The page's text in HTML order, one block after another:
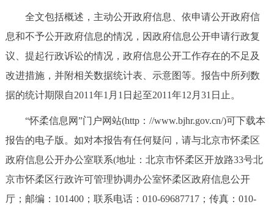
政策兑现 政策解读 回应关切
决策公开 专题公开
政务服务
便民服务 利企服务 投资项目
中介服务 阳光政务
全文包括概述，主动公开政府信息、依申请公开政府信
息和不予公开政府信息的情况，因政府信息公开申请行政复
议、提起行政诉讼的情况，政府信息公开工作存在的不足及
改进措施，并附相关数据统计表、示意图等。报告中所列数
据的统计期限自2011年1月1日起至2011年12月31日止。
“怀柔信息网”门户网站(http：//www.bjhr.gov.cn/)可下载本
报告的电子版。如对本报告有任何疑问，请与北京市怀柔区
政府信息公开办公室联系(地址：北京市怀柔区开放路33号北
京市怀柔区行政许可管理协调办公室怀柔区政府信息公开
厅；邮编：101400；联系电话：010-69687717；传真：010-